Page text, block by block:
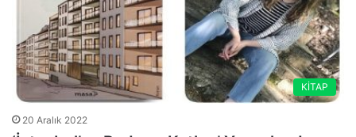
KİTAP
20 Aralık 2022